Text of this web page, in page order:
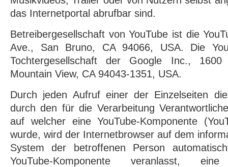
das Internetportal abrufbar sind.
Betreibergesellschaft von YouTube ist die
Ave., San Bruno, CA 94066, USA. Die
Tochtergesellschaft der Google Inc., 1600
Mountain View, CA 94043-1351, USA.
Durch jeden Aufruf einer der Einzelseiten
durch den für die Verarbeitung
auf welcher eine YouTube-Komponente
wurde, wird der Internetbrowser auf dem
System der betroffenen Person
YouTube-Komponente veranlasst,